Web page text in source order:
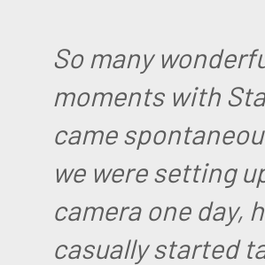
So many
moments with
came
we were setting
camera one day,
casually started